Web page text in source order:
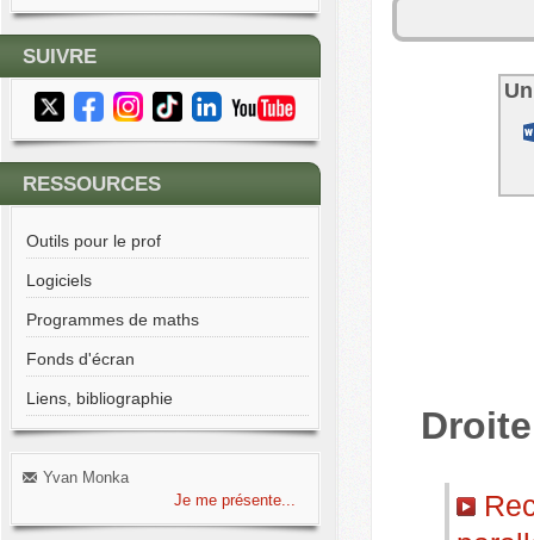
SUIVRE
RESSOURCES
Outils pour le prof
Logiciels
Programmes de maths
Fonds d'écran
Liens, bibliographie
Yvan Monka
Je me présente...